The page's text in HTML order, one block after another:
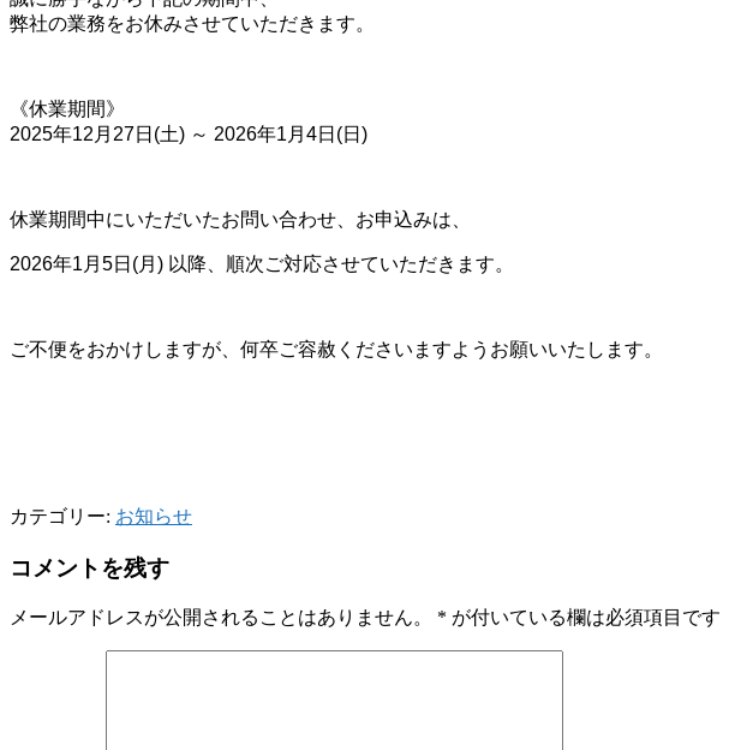
弊社の業務をお休みさせていただきます。
《休業期間》
2025年12月27日(土) ～ 2026年1月4日(日)
休業期間中にいただいたお問い合わせ、 お申込みは、
2026年1月5日(月) 以降、 順次ご対応させていただきます。
ご不便をおかけしますが、 何卒ご容赦くださいますよう お願いいたします。
カテゴリー: お知らせ
コメントを残す
メールアドレスが公開されることはありません。 * が付いている欄は必須項目です